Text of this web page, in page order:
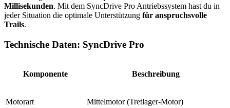
Millisekunden. Mit dem SyncDrive Pro Antriebssystem hast du in
jeder Situation die optimale Unterstützung für anspruchsvolle
Trails.
Technische Daten: SyncDrive Pro
Komponente Beschreibung
Motorart Mittelmotor (Tretlager-Motor)